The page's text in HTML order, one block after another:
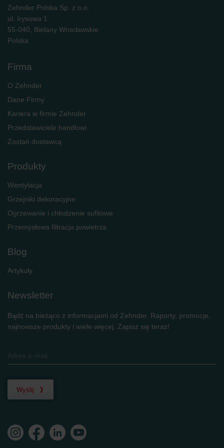
Zehnder Polska Sp. z o.o.
ul. Irysowa 1
55-040, Bielany Wrocławskie
Polska
Firma
O Zehnder
Dane Firmy
Kariera w firmie Zehnder
Przedstawiciele handlowi
Zostań dostawcą
Produkty
Wentylacja
Grzejniki dekoracyjne
Ogrzewanie i chłodzenie sufitowe
Przemysłowa filtracja powietrza
Blog
Artykuły
Newsletter
Bądź na bieżąco z informacjami od Zehnder. Raporty, promocje,
najnowsze produkty i wiele więcej. Zapisz się teraz!
Wyślij